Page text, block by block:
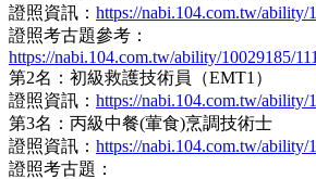
證照資訊： https://nabi.104.com.tw/ability/
證照考古題參考：
https://nabi.104.com.tw/ability/10029185/
第2名：初級救護技術員（EMT1）
證照資訊： https://nabi.104.com.tw/ability/
第3名：丙級中餐(葷食)烹調技術士
證照資訊： https://nabi.104.com.tw/ability/
證照考古題：